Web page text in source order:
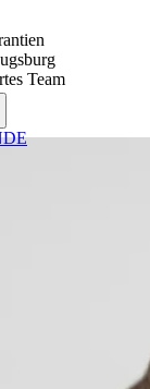
Team